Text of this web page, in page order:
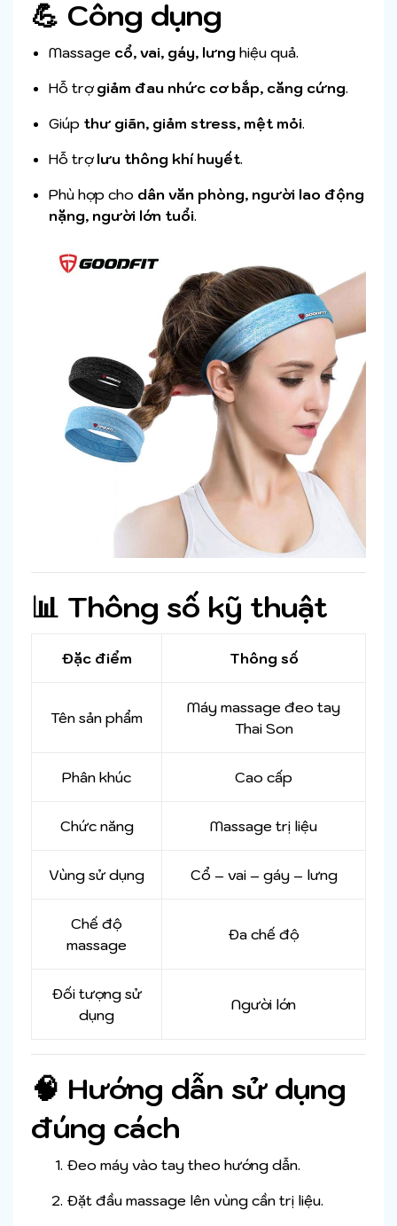
💪 Công dụng
Massage cổ, vai, gáy, lưng hiệu quả.
Hỗ trợgiảm đau nhức cơ bắp, căng cứng.
Giúp thư giãn, giảm stress, mệt mỏi.
Hỗ trợlưu thông khí huyết.
Phù hợp cho dân văn phòng, người lao động
nặng, người lớn tuổi.
📊 Thông số kỹ thuật
Đặc điểm Thông số
Tên sản phẩm
Máy massage đeo tay
Thai Son
Phân khúc Cao cấp
Chức năng Massage trị liệu
Vùng sử dụng Cổ – vai – gáy – lưng
Chế độ
massage
Đa chế độ
Đối tượng sử
dụng
Người lớn
🧠 Hướng dẫn sử dụng
đúng cách
Đeo máy vào tay theo hướng dẫn.
Đặt đầu massage lên vùng cần trị liệu.